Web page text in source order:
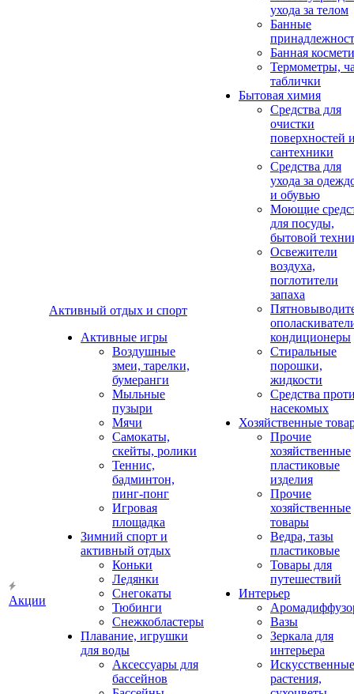
Акции
Активный отдых и спорт
Активные игры
Воздушные
змеи, тарелки,
бумеранги
Мыльные
пузыри
Мячи
Самокаты,
скейты, ролики
Теннис,
бадминтон,
пинг-понг
Игровая
площадка
Зимний спорт и
активный отдых
Коньки
Ледянки
Снегокаты
Тюбинги
Снежкобластеры
Плавание, игрушки
для воды
Аксессуары для
бассейнов
ухода за телом
Банные
Банная
Термометры,
таблички
Бытовая химия
Средства для
очистки
поверхностей
сантехники
Средства для
ухода за
и обувью
Моющие
для посуды,
бытовой
Освежители
воздуха,
поглотители
запаха
кондиционеры
Стиральные
порошки,
жидкости
Средства
насекомых
Хозяйственные
Прочие
хозяйственные
пластиковые
изделия
Прочие
хозяйственные
товары
Ведра, тазы
пластиковые
Товары для
путешествий
Интерьер
Вазы
Зеркала для
интерьера
Искусственные
растения,